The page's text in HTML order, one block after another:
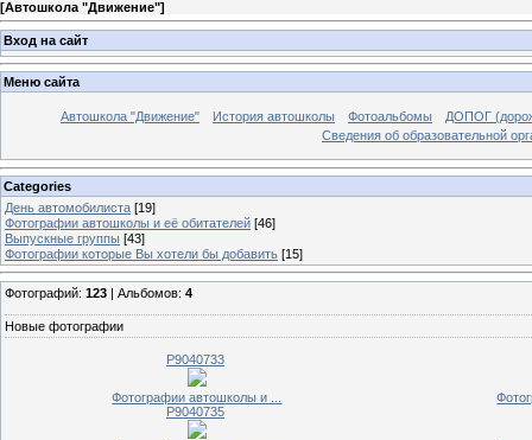
[Автошкола "Движение"]
Вход на сайт
Меню сайта
Автошкола "Движение" История автошколы Фотоальбомы
ДОПОГ
Сведения об образовательной
Categories
День автомобилиста [19]
Фотографии автошколы и её обитателей [46]
Выпускные группы [43]
Фотографии которые Вы хотели бы добавить [15]
Фотографий: 123 | Альбомов: 4
Новые фотографии
P9040733
Фотографии автошколы и ...
P9040735